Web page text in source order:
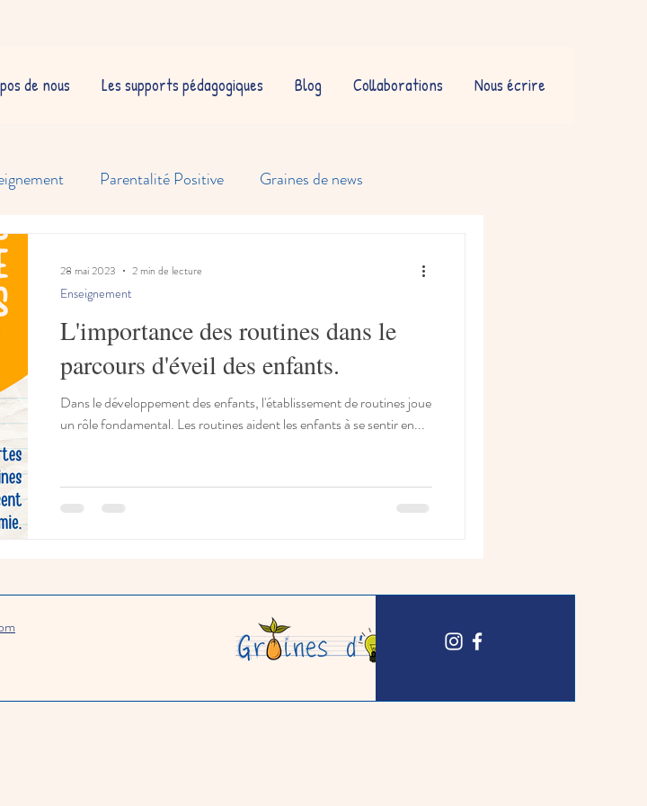
de nous Les supports pédagogiques Blog Collaborations Nous écrire
Parentalité Positive Graines de news
L'importance des routines dans le
parcours d'éveil des enfants.
Dans le développement des enfants, l'établissement de routines joue
un rôle fondamental. Les routines aident les enfants à se sentir en...
Enseignement
28 mai 2023 2 min de lecture